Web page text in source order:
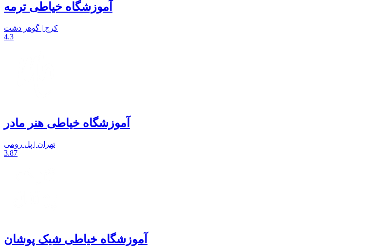
آموزشگاه خیاطی ترمه
کرج | گوهر دشت
4.3
آموزشگاه خیاطی هنر مادر
تهران | پل رومی
3.87
آموزشگاه خیاطی شیک پوشان